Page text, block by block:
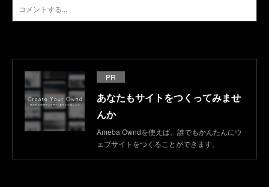
PR
あなたもサイトをつくってみませ
んか
Ameba Owndを使えば、誰でもかんたんにウ
ェブサイトをつくることができます。